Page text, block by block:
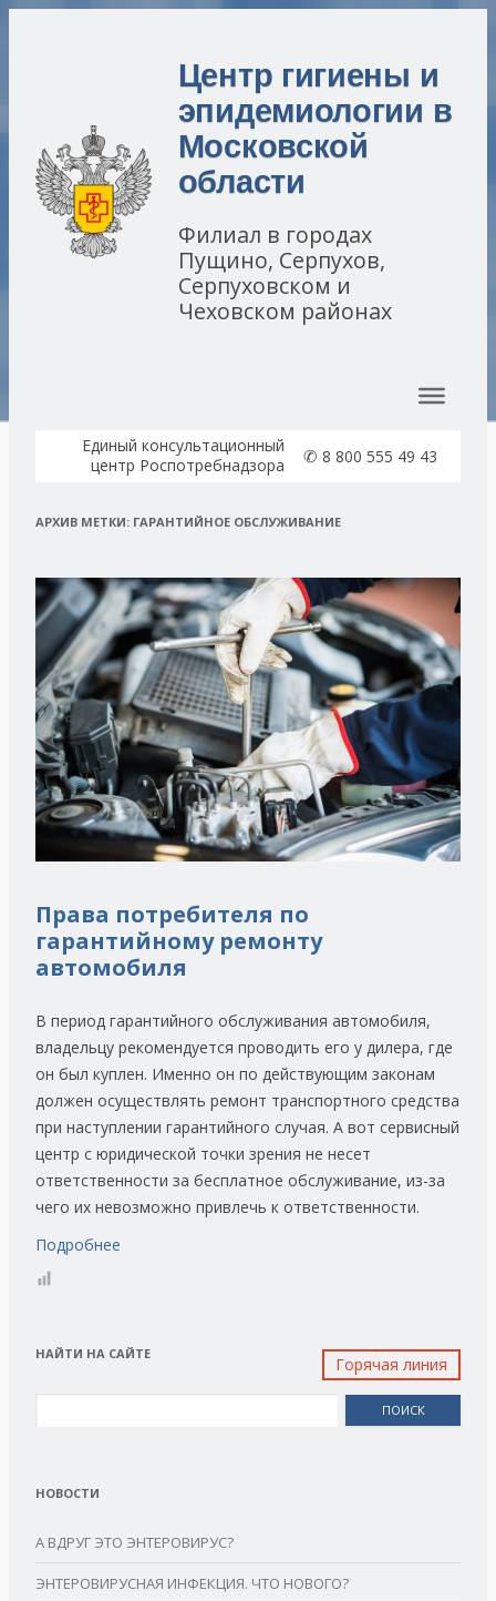
Центр гигиены и
эпидемиологии в
Московской
области
Филиал в городах
Пущино, Серпухов,
Серпуховском и
Чеховском районах
Единый консультационный
центр Роспотребнадзора
✆ 8 800 555 49 43
АРХИВ МЕТКИ: ГАРАНТИЙНОЕ ОБСЛУЖИВАНИЕ
Права потребителя по
гарантийному ремонту
автомобиля
В период гарантийного обслуживания автомобиля,
владельцу рекомендуется проводить его у дилера, где
он был куплен. Именно он по действующим законам
должен осуществлять ремонт транспортного средства
при наступлении гарантийного случая. А вот сервисный
центр с юридической точки зрения не несет
ответственности за бесплатное обслуживание, из-за
чего их невозможно привлечь к ответственности.
Подробнее
Горячая линия
НАЙТИ НА САЙТЕ
НОВОСТИ
А ВДРУГ ЭТО ЭНТЕРОВИРУС?
ЭНТЕРОВИРУСНАЯ ИНФЕКЦИЯ. ЧТО НОВОГО?